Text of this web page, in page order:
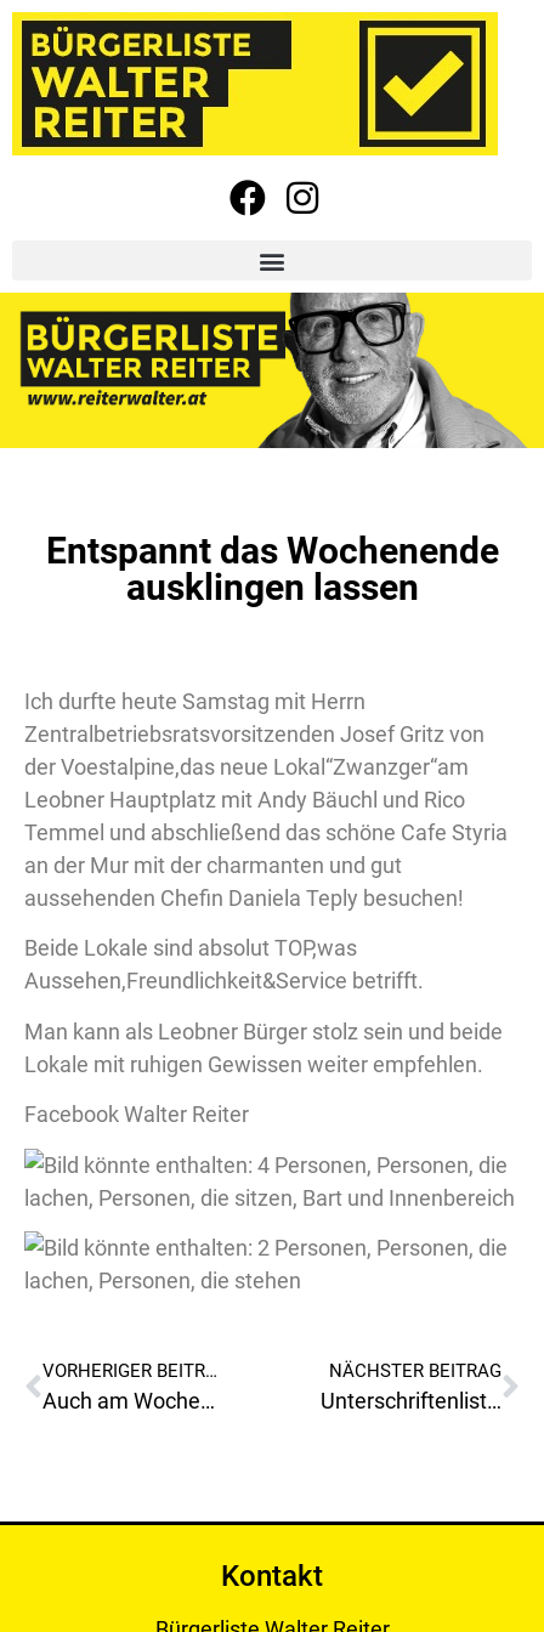
Entspannt das Wochenende
ausklingen lassen
Ich durfte heute Samstag mit Herrn
Zentralbetriebsratsvorsitzenden Josef Gritz von
der Voestalpine,das neue Lokal“Zwanzger“am
Leobner Hauptplatz mit Andy Bäuchl und Rico
Temmel und abschließend das schöne Cafe Styria
an der Mur mit der charmanten und gut
aussehenden Chefin Daniela Teply besuchen!
Beide Lokale sind absolut TOP,was
Aussehen,Freundlichkeit&Service betrifft.
Man kann als Leobner Bürger stolz sein und beide
Lokale mit ruhigen Gewissen weiter empfehlen.
Facebook Walter Reiter
VORHERIGER BEITRAG
Auch am Wochenendes ist die voestalpine einen Schritt voraus??
NÄCHSTER BEITRAG
Unterschriftenlisten gegen Gebührenerhöhungen der Rathausmehrheit SPÖ Leoben!
Kontakt